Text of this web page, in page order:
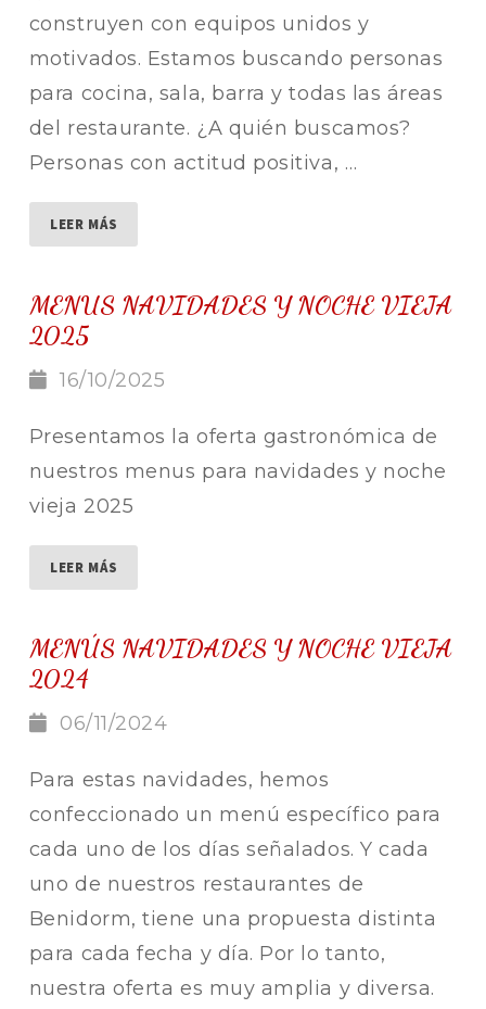
construyen con equipos unidos y
motivados. Estamos buscando personas
para cocina, sala, barra y todas las áreas
del restaurante. ¿A quién buscamos?
Personas con actitud positiva, …
LEER MÁS
MENUS NAVIDADES Y NOCHE VIEJA
2025
16/10/2025
Presentamos la oferta gastronómica de
nuestros menus para navidades y noche
vieja 2025
LEER MÁS
MENÚS NAVIDADES Y NOCHE VIEJA
2024
06/11/2024
Para estas navidades, hemos
confeccionado un menú específico para
cada uno de los días señalados. Y cada
uno de nuestros restaurantes de
Benidorm, tiene una propuesta distinta
para cada fecha y día. Por lo tanto,
nuestra oferta es muy amplia y diversa.